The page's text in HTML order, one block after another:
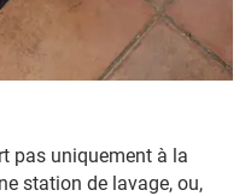
pas uniquement à la
station de lavage, ou,